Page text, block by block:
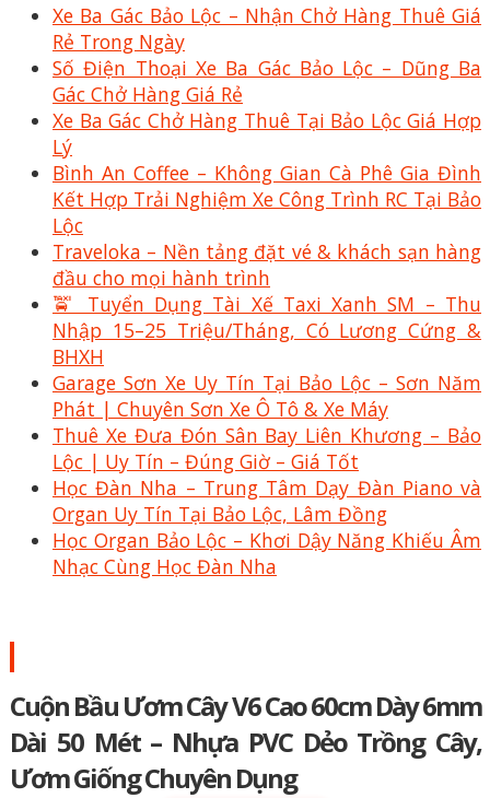
Xe Ba Gác Bảo Lộc – Nhận Chở Hàng Thuê Giá
Rẻ Trong Ngày
Số Điện Thoại Xe Ba Gác Bảo Lộc – Dũng Ba
Gác Chở Hàng Giá Rẻ
Xe Ba Gác Chở Hàng Thuê Tại Bảo Lộc Giá Hợp
Lý
Bình An Coffee – Không Gian Cà Phê Gia Đình
Kết Hợp Trải Nghiệm Xe Công Trình RC Tại Bảo
Lộc
Traveloka – Nền tảng đặt vé & khách sạn hàng
đầu cho mọi hành trình
🚖 Tuyển Dụng Tài Xế Taxi Xanh SM – Thu
Nhập 15–25 Triệu/Tháng, Có Lương Cứng &
BHXH
Garage Sơn Xe Uy Tín Tại Bảo Lộc – Sơn Năm
Phát | Chuyên Sơn Xe Ô Tô & Xe Máy
Thuê Xe Đưa Đón Sân Bay Liên Khương – Bảo
Lộc | Uy Tín – Đúng Giờ – Giá Tốt
Học Đàn Nha – Trung Tâm Dạy Đàn Piano và
Organ Uy Tín Tại Bảo Lộc, Lâm Đồng
Học Organ Bảo Lộc – Khơi Dậy Năng Khiếu Âm
Nhạc Cùng Học Đàn Nha
Cuộn Bầu Ươm Cây V6 Cao 60cm Dày 6mm
Dài 50 Mét – Nhựa PVC Dẻo Trồng Cây,
Ươm Giống Chuyên Dụng